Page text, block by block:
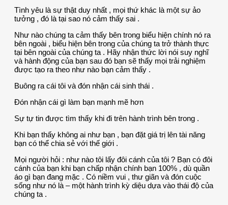
Tình yêu là sự thật duy nhất , mọi thứ khác là một sự ảo
tưởng , đó là tại sao nó cảm thấy sai .
Như nào chúng ta cảm thấy bên trong biểu hiện chính nó ra
bên ngoài , biểu hiện bên trong của chúng ta trở thành thực
tại bên ngoài của chúng ta . Hãy nhận thức lời nói suy nghĩ
và hành động của bạn sau đó bạn sẽ thấy mọi trải nghiệm
được tạo ra theo như nào bạn cảm thấy .
Buông ra cái tôi và đón nhận cái sinh thái .
Đón nhận cái gì làm bạn mạnh mẽ hơn
Sự tự tin được tìm thấy khi đi trên hành trình bên trong .
Khi bạn thấy không ai như bạn , bạn đặt giá trị lên tài năng
bạn có thể chia sẻ với thế giới .
Mọi người hỏi : như nào tôi lấy đôi cánh của tôi ? Bạn có đôi
cánh của bạn khi bạn chấp nhận chính bạn 100% , dù quần
áo gì bạn đang mặc . Có niềm vui , thư giãn và đón cuộc
sống như nó là – một hành trình kỳ diệu dựa vào thái độ của
chúng ta .